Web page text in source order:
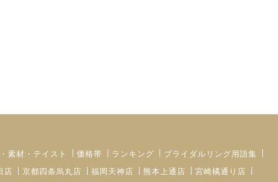
素材・テイスト 価格帯 ランキング
ブライダルリング用語集
店 京都四条烏丸店 福岡天神店 熊本上通店
宮崎橘通り店